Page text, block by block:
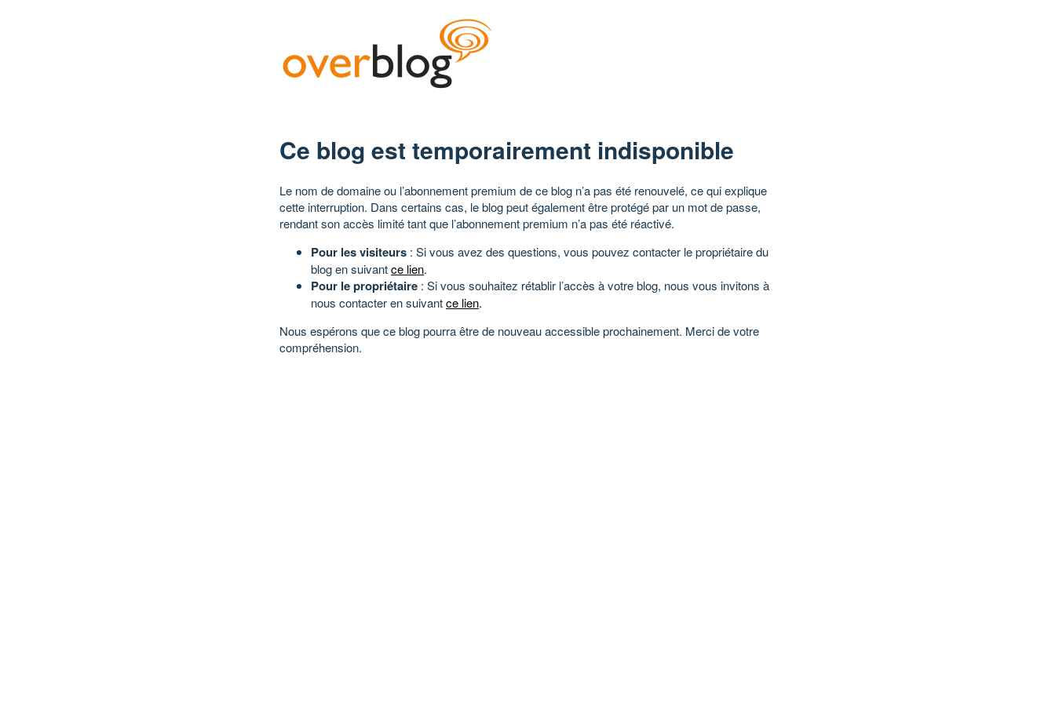
Ce blog est temporairement indisponible
Le nom de domaine ou l’abonnement premium de ce blog n’a pas été renouvelé, ce qui explique
cette interruption. Dans certains cas, le blog peut également être protégé par un mot de passe,
rendant son accès limité tant que l’abonnement premium n’a pas été réactivé.
Pour les visiteurs : Si vous avez des questions, vous pouvez contacter le propriétaire du
blog en suivantce lien.
Pour le propriétaire : Si vous souhaitez rétablir l’accès à votre blog, nous vous invitons à
nous contacter en suivantce lien.
Nous espérons que ce blog pourra être de nouveau accessible prochainement. Merci de votre
compréhension.